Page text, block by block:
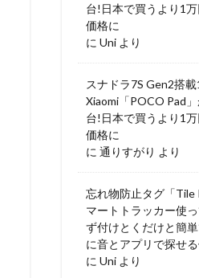
台!日本で買うより1
価格に
に Uni より
スナドラ7S Gen2搭
Xiaomi「POCO Pad
台!日本で買うより1
価格に
に 通りすがり より
忘れ物防止タグ「Tile
マートトラッカー使
ず付けとくだけと簡
に音とアプリで探せ
に Uni より